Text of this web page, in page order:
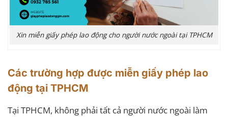
Xin miễn giấy phép lao động cho người nước ngoài tại TPHCM
Các trường hợp được miễn giấy phép lao
động tại TPHCM
Tại TPHCM, không phải tất cả người nước ngoài làm